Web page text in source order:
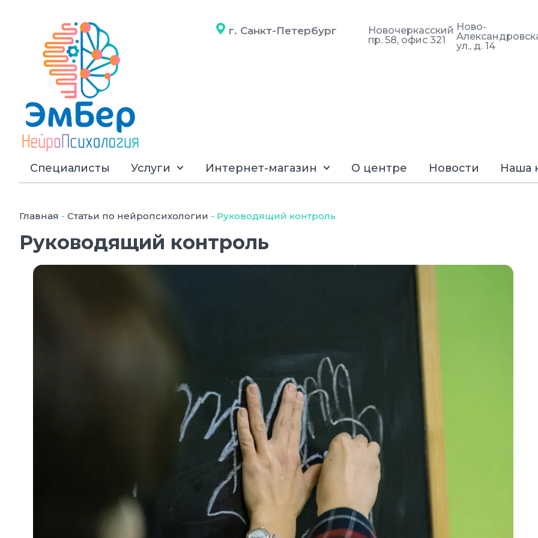
г. Санкт-Петербург
Новочеркасский
пр. 58, офис 321
Ново-
ул., д. 14
Специалисты Услуги Интернет-магазин О центре Новости Наша
Главная - Статьи по нейропсихологии - Руководящий контроль
Руководящий контроль